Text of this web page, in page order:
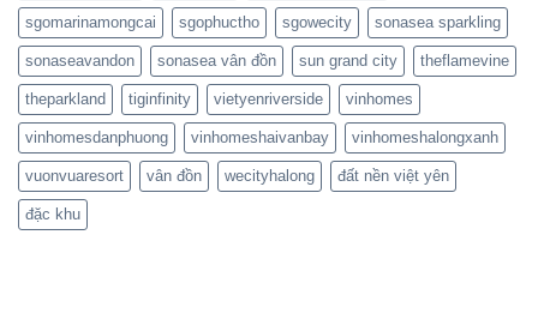
sgomarinamongcai sgophuctho sgowecity sonasea sparkling
sonaseavandon sonasea vân đồn sun grand city theflamevine
theparkland tiginfinity vietyenriverside vinhomes
vinhomesdanphuong vinhomeshaivanbay vinhomeshalongxanh
vuonvuaresort vân đồn wecityhalong đất nền việt yên
đặc khu